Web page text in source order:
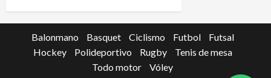
c
i
ó
Balonmano Basquet Ciclismo Futbol
Futsal
Hockey
Polideportivo Rugby
Tenis de mesa
Todo motor
Vóley